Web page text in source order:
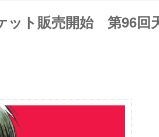
ット販売開始 第96回